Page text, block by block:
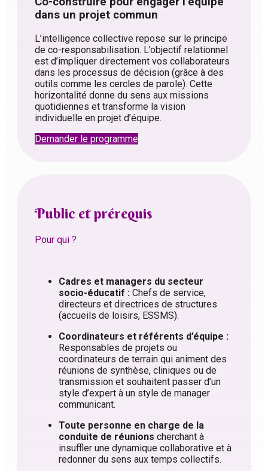
dans un projet commun
L’intelligence collective repose sur le principe
de co-responsabilisation. L’objectif relationnel
est d’impliquer directement vos collaborateurs
dans les processus de décision (grâce à des
outils comme les cercles de parole). Cette
horizontalité donne du sens aux missions
quotidiennes et transforme la vision
individuelle en projet d’équipe.
Demander le programme
Public et prérequis
Pour qui ?
Cadres et managers du secteur
socio-éducatif : Chefs de service,
directeurs et directrices de structures
(accueils de loisirs, ESSMS).
Coordinateurs et référents d’équipe :
Responsables de projets ou
coordinateurs de terrain qui animent des
réunions de synthèse, cliniques ou de
transmission et souhaitent passer d’un
style d’expert à un style de manager
communicant.
Toute personne en charge de la
conduite de réunions cherchant à
insuffler une dynamique collaborative et à
redonner du sens aux temps collectifs.